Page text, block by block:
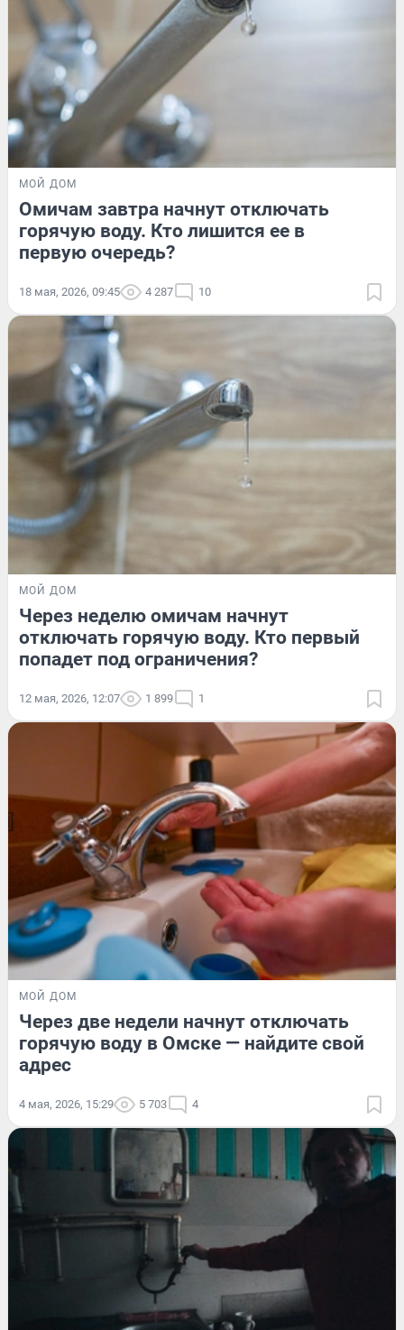
МОЙ ДОМ
Омичам завтра начнут отключать
горячую воду. Кто лишится ее в
первую очередь?
18 мая, 2026, 09:45 4 287 10
МОЙ ДОМ
Через неделю омичам начнут
отключать горячую воду. Кто первый
попадет под ограничения?
12 мая, 2026, 12:07 1 899 1
МОЙ ДОМ
Через две недели начнут отключать
горячую воду в Омске — найдите свой
адрес
4 мая, 2026, 15:29 5 703 4